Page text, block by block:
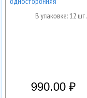
В упаковке: 12 шт.
990.00